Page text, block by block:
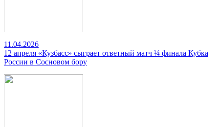
11.04.2026
12 апреля «Кузбасс» сыграет ответный матч ¼ финала Кубка
России в Сосновом бору